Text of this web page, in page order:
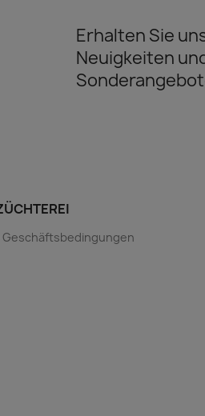
Erhalten Sie
Neuigkeiten
Geschäftsbedingungen